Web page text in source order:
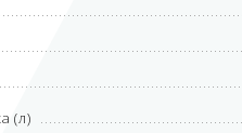
(л)